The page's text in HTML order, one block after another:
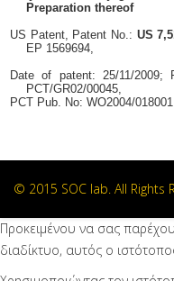
Preparation thereof
US Patent, Patent No.: US
EP 1569694,
Date of patent: 25/11/
PCT/GR02/00045,
PCT Pub. No: WO2004/
© 2015 SOC lab. All Rights
Προκειμένου να σας
διαδίκτυο, αυτός ο